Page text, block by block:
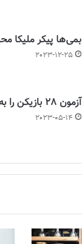
بمی‌ها پیکر ملیکا
2023-12-25
آزمون 28 بازیکن را به اردو فرا خواند
2023-05-14